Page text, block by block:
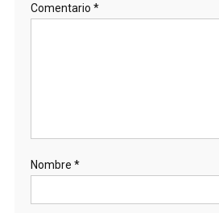
Comentario *
Nombre *